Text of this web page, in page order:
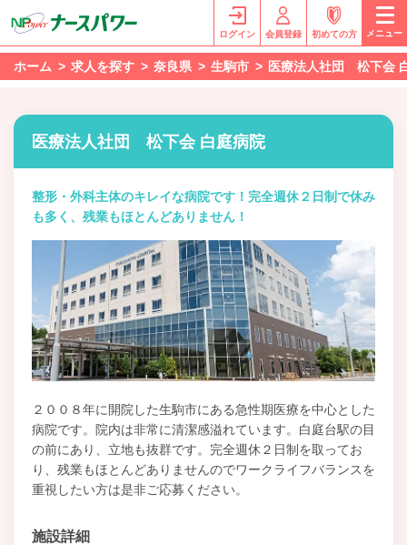
ログイン 会員登録 初めての方 メニュー
ホーム 求人を探す 奈良県 生駒市 医療法人社団 松下会
医療法人社団 松下会 白庭病院
整形・外科主体のキレイな病院です！完全週休２日制で休み
も多く、残業もほとんどありません！
２００８年に開院した生駒市にある急性期医療を中心とした
病院です。院内は非常に清潔感溢れています。白庭台駅の目
の前にあり、立地も抜群です。完全週休２日制を取ってお
り、残業もほとんどありませんのでワークライフバランスを
重視したい方は是非ご応募ください。
施設詳細